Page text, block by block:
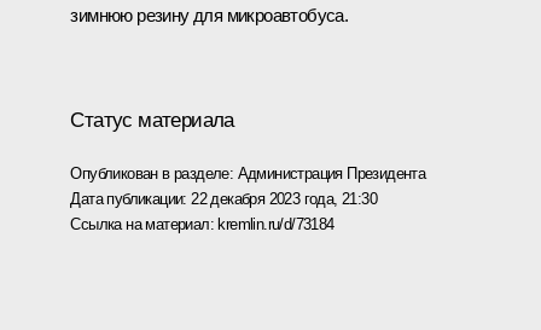
зимнюю резину для микроавтобуса.
Статус материала
Опубликован в разделе: Администрация Президента
Дата публикации: 22 декабря 2023 года, 21:30
Ссылка на материал: kremlin.ru/d/73184